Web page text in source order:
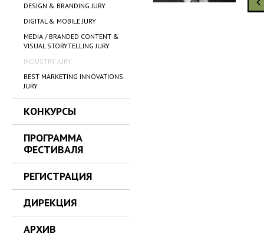
DESIGN & BRANDING JURY
DIGITAL & MOBILE JURY
MEDIA / BRANDED CONTENT &
VISUAL STORYTELLING JURY
INDUSTRY JURY
BEST MARKETING INNOVATIONS
JURY
КОНКУРСЫ
ПРОГРАММА
ФЕСТИВАЛЯ
РЕГИСТРАЦИЯ
ДИРЕКЦИЯ
АРХИВ